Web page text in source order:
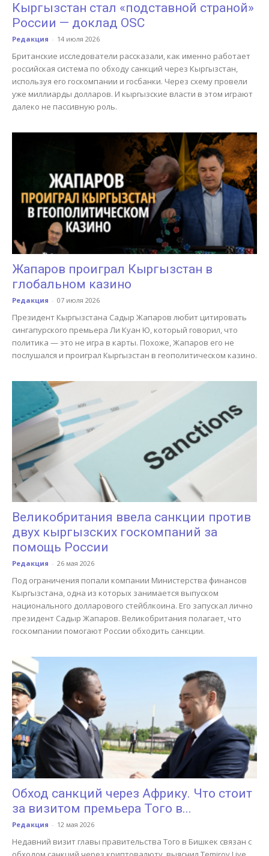
Кыргызстан стал «подставной страной»
России — доклад OSC
Редакция - 14 июля 2026
Британские исследователи рассказали, как именно работает
российская система по обходу санкций через Кыргызстан,
используя его госкомпании и госбанки. Через схему провели
уже миллиарды долларов. И кыргызские власти в этом играют
далеко не пассивную роль.
Жапаров проиграл Кыргызстан в
глобальном казино
Редакция - 07 июля 2026
Президент Кыргызстана Садыр Жапаров любит цитировать
сингапурского премьера Ли Куан Ю, который говорил, что
политика — это не игра в карты. Похоже, Жапаров его не
послушался и проиграл Кыргызстан в геополитическом казино.
Великобритания ввела санкции против
двух кыргызских госкомпаний за
помощь России
Редакция - 26 мая 2026
Под ограничения попали компании Министерства финансов
Кыргызстана, одна из которых занимается выпуском
национального долларового стейблкоина. Его запускал лично
президент Садыр Жапаров. Великобритания полагает, что
госкомпании помогают России обходить санкции.
Обход санкций через Африку. Что стоит
за визитом премьера Того в...
Редакция - 12 мая 2026
Недавний визит главы правительства Того в Бишкек связан с